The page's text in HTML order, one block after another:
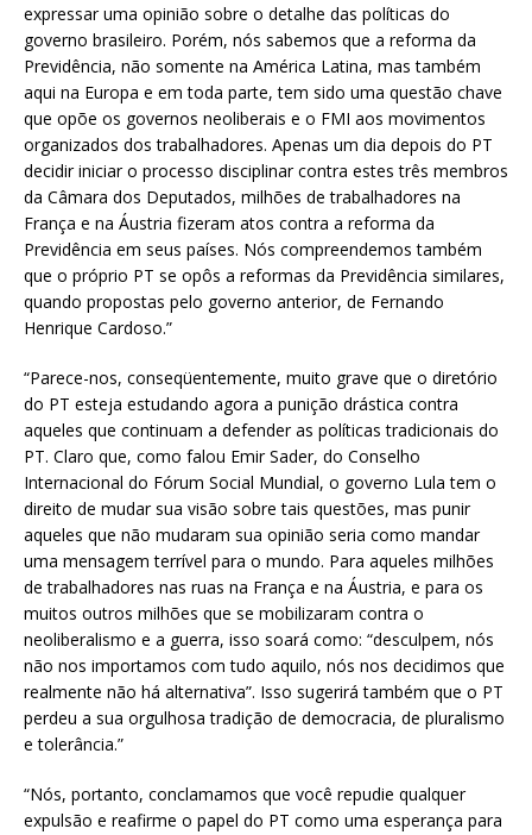
expressar uma opinião sobre o detalhe das políticas do
governo brasileiro. Porém, nós sabemos que a reforma da
Previdência, não somente na América Latina, mas também
aqui na Europa e em toda parte, tem sido uma questão chave
que opõe os governos neoliberais e o FMI aos movimentos
organizados dos trabalhadores. Apenas um dia depois do PT
decidir iniciar o processo disciplinar contra estes três membros
da Câmara dos Deputados, milhões de trabalhadores na
França e na Áustria fizeram atos contra a reforma da
Previdência em seus países. Nós compreendemos também
que o próprio PT se opôs a reformas da Previdência similares,
quando propostas pelo governo anterior, de Fernando
Henrique Cardoso.”
“Parece-nos, conseqüentemente, muito grave que o diretório
do PT esteja estudando agora a punição drástica contra
aqueles que continuam a defender as políticas tradicionais do
PT. Claro que, como falou Emir Sader, do Conselho
Internacional do Fórum Social Mundial, o governo Lula tem o
direito de mudar sua visão sobre tais questões, mas punir
aqueles que não mudaram sua opinião seria como mandar
uma mensagem terrível para o mundo. Para aqueles milhões
de trabalhadores nas ruas na França e na Áustria, e para os
muitos outros milhões que se mobilizaram contra o
neoliberalismo e a guerra, isso soará como: “desculpem, nós
não nos importamos com tudo aquilo, nós nos decidimos que
realmente não há alternativa”. Isso sugerirá também que o PT
perdeu a sua orgulhosa tradição de democracia, de pluralismo
e tolerância.”
“Nós, portanto, conclamamos que você repudie qualquer
expulsão e reafirme o papel do PT como uma esperança para